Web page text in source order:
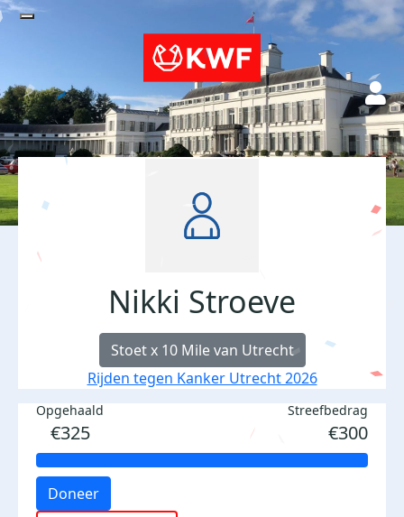
Nikki Stroeve
Stoet x 10 Mile van Utrecht
Rijden tegen Kanker Utrecht 2026
Opgehaald
€325
Streefbedrag
€300
Doneer